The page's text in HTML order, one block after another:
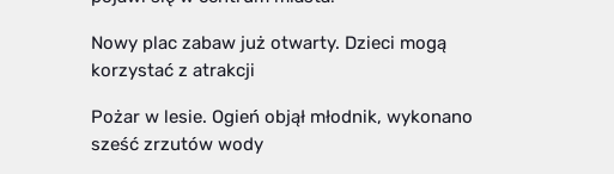
Nowy plac zabaw już otwarty. Dzieci mogą
korzystać z atrakcji
Pożar w lesie. Ogień objął młodnik, wykonano
sześć zrzutów wody